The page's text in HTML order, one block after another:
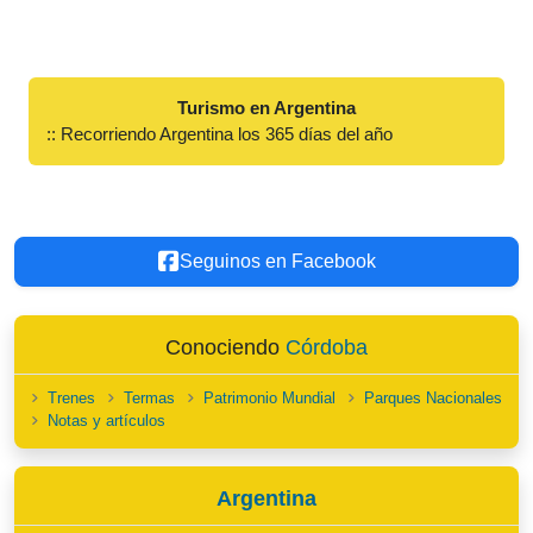
Turismo en Argentina
:: Recorriendo Argentina los 365 días del año
Seguinos en Facebook
Conociendo Córdoba
Trenes Termas Patrimonio Mundial
Parques Nacionales
Notas y artículos
Argentina